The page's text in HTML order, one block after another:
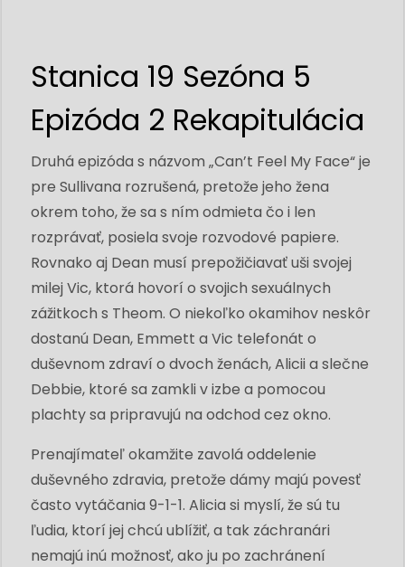
Stanica 19 Sezóna 5
Epizóda 2 Rekapitulácia
Druhá epizóda s názvom „Can’t Feel My Face“ je
pre Sullivana rozrušená, pretože jeho žena
okrem toho, že sa s ním odmieta čo i len
rozprávať, posiela svoje rozvodové papiere.
Rovnako aj Dean musí prepožičiavať uši svojej
milej Vic, ktorá hovorí o svojich sexuálnych
zážitkoch s Theom. O niekoľko okamihov neskôr
dostanú Dean, Emmett a Vic telefonát o
duševnom zdraví o dvoch ženách, Alicii a slečne
Debbie, ktoré sa zamkli v izbe a pomocou
plachty sa pripravujú na odchod cez okno.
Prenajímateľ okamžite zavolá oddelenie
duševného zdravia, pretože dámy majú povesť
často vytáčania 9-1-1. Alicia si myslí, že sú tu
ľudia, ktorí jej chcú ublížiť, a tak záchranári
nemajú inú možnosť, ako ju po zachránení